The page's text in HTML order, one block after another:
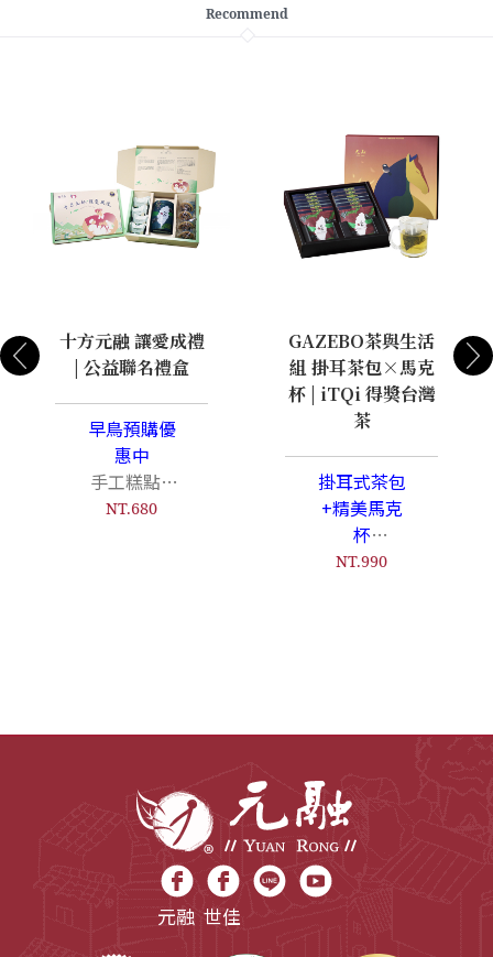
Recommend
十方元融 讓愛成禮
| 公益聯名禮盒
早鳥預購優
惠中
手工糕點&
台灣高山茶
NT.680
GAZEBO茶與生活
組 掛耳茶包×馬克
杯 | iTQi 得獎台灣
茶
掛耳式茶包
+精美馬克
杯
馬年限定包
NT.990
元融 世佳